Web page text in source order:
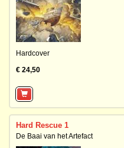
Hardcover
€ 24,50
Hard Rescue 1
De Baai van het Artefact